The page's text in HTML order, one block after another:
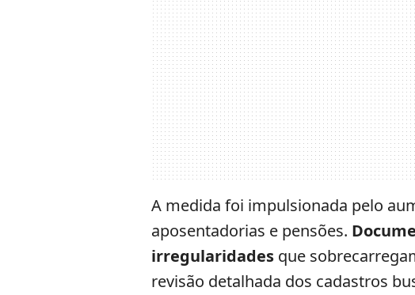
A medida foi impulsionada pelo
aposentadorias e pensões.
irregularidades que
revisão detalhada dos cadastros